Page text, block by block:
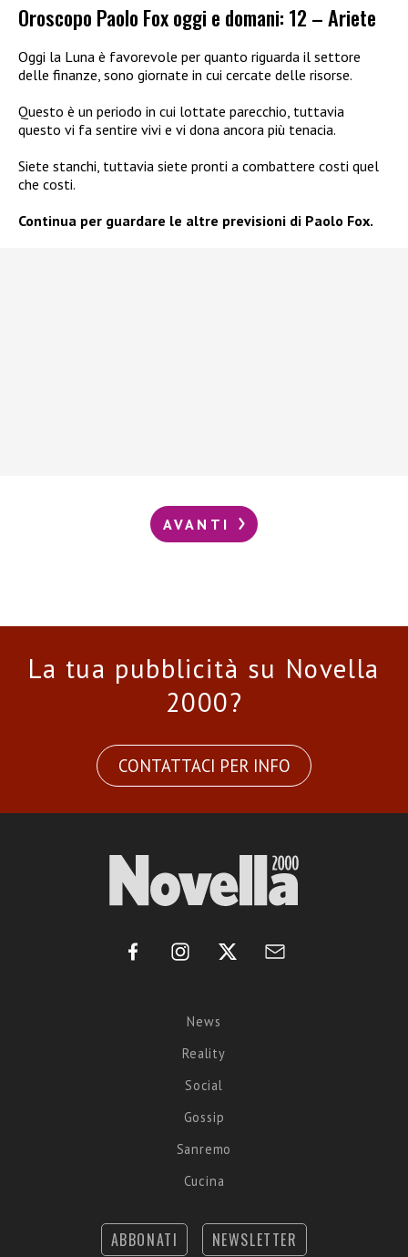
Oroscopo Paolo Fox oggi e domani: 12 – Ariete
Oggi la Luna è favorevole per quanto riguarda il settore
delle finanze, sono giornate in cui cercate delle risorse.
Questo è un periodo in cui lottate parecchio, tuttavia
questo vi fa sentire vivi e vi dona ancora più tenacia.
Siete stanchi, tuttavia siete pronti a combattere costi quel
che costi.
Continua per guardare le altre previsioni di Paolo Fox.
AVANTI
La tua pubblicità su Novella
2000?
CONTATTACI PER INFO
News
Reality
Social
Gossip
Sanremo
Cucina
ABBONATI NEWSLETTER